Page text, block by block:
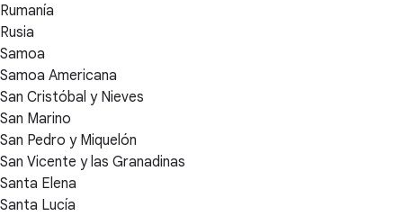
Rumanía
Rusia
Samoa
Samoa Americana
San Cristóbal y Nieves
San Marino
San Pedro y Miquelón
San Vicente y las Granadinas
Santa Elena
Santa Lucía